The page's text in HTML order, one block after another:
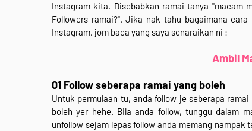
Instagram kita. Disebabkan ramai tanya "macam
Followers ramai?". Jika nak tahu bagaimana
Instagram, jom baca yang saya senaraikan ni :
Ambil
01 Follow seberapa ramai yang boleh
Untuk permulaan tu, anda follow je seberapa
boleh yer hehe. Bila anda follow, tunggu dalam
unfollow sejam lepas follow anda memang